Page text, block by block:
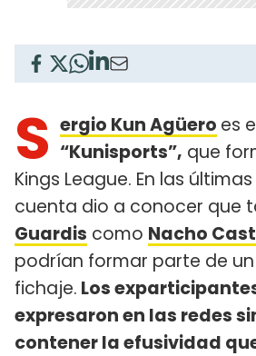
S ergio Kun Agüero es
“Kunisports”, que
Kings League. En las
cuenta dio a conocer que
Guardis como Nacho
podrían formar parte de
fichaje. Los
expresaron en las redes
contener la efusividad